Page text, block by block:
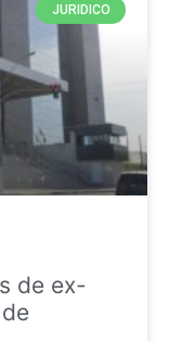
JURIDICO
de ex-